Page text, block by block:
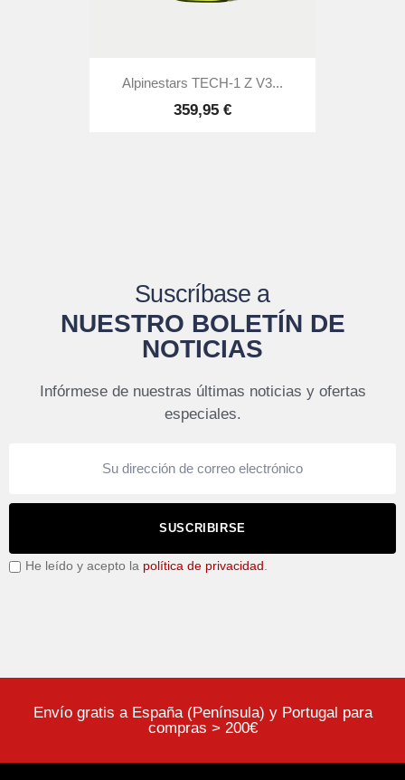
Alpinestars TECH-1 Z V3...
359,95 €
Suscríbase a
NUESTRO BOLETÍN DE
NOTICIAS
Infórmese de nuestras últimas noticias y ofertas
especiales.
SUSCRIBIRSE
He leído y acepto la política de privacidad .
Envío gratis a España (Península) y Portugal para
compras > 200€